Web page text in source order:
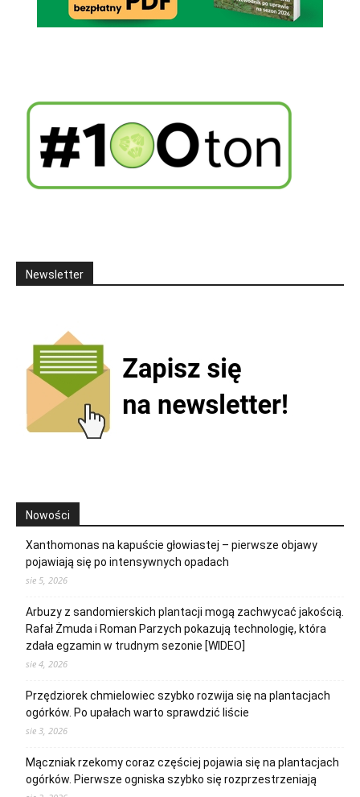
Newsletter
Nowości
Xanthomonas na kapuście głowiastej – pierwsze objawy
pojawiają się po intensywnych opadach
sie 5, 2026
Arbuzy z sandomierskich plantacji mogą zachwycać jakością.
Rafał Żmuda i Roman Parzych pokazują technologię, która
zdała egzamin w trudnym sezonie [WIDEO]
sie 4, 2026
Przędziorek chmielowiec szybko rozwija się na plantacjach
ogórków. Po upałach warto sprawdzić liście
sie 3, 2026
Mączniak rzekomy coraz częściej pojawia się na plantacjach
ogórków. Pierwsze ogniska szybko się rozprzestrzeniają